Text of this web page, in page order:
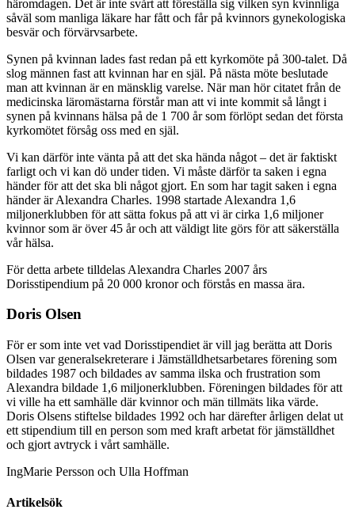
häromdagen. Det är inte svårt att föreställa sig vilken syn kvinnliga
såväl som manliga läkare har fått och får på kvinnors gynekologiska
besvär och förvärvsarbete.
Synen på kvinnan lades fast redan på ett kyrkomöte på 300-talet. Då
slog männen fast att kvinnan har en själ. På nästa möte beslutade
man att kvinnan är en mänsklig varelse. När man hör citatet från de
medicinska läromästarna förstår man att vi inte kommit så långt i
synen på kvinnans hälsa på de 1 700 år som förlöpt sedan det första
kyrkomötet försåg oss med en själ.
Vi kan därför inte vänta på att det ska hända något – det är faktiskt
farligt och vi kan dö under tiden. Vi måste därför ta saken i egna
händer för att det ska bli något gjort. En som har tagit saken i egna
händer är Alexandra Charles. 1998 startade Alexandra 1,6
miljonerklubben för att sätta fokus på att vi är cirka 1,6 miljoner
kvinnor som är över 45 år och att väldigt lite görs för att säkerställa
vår hälsa.
För detta arbete tilldelas Alexandra Charles 2007 års
Dorisstipendium på 20 000 kronor och förstås en massa ära.
Doris Olsen
För er som inte vet vad Dorisstipendiet är vill jag berätta att Doris
Olsen var generalsekreterare i Jämställdhetsarbetares förening som
bildades 1987 och bildades av samma ilska och frustration som
Alexandra bildade 1,6 miljonerklubben. Föreningen bildades för att
vi ville ha ett samhälle där kvinnor och män tillmäts lika värde.
Doris Olsens stiftelse bildades 1992 och har därefter årligen delat ut
ett stipendium till en person som med kraft arbetat för jämställdhet
och gjort avtryck i vårt samhälle.
IngMarie Persson och Ulla Hoffman
Artikelsök